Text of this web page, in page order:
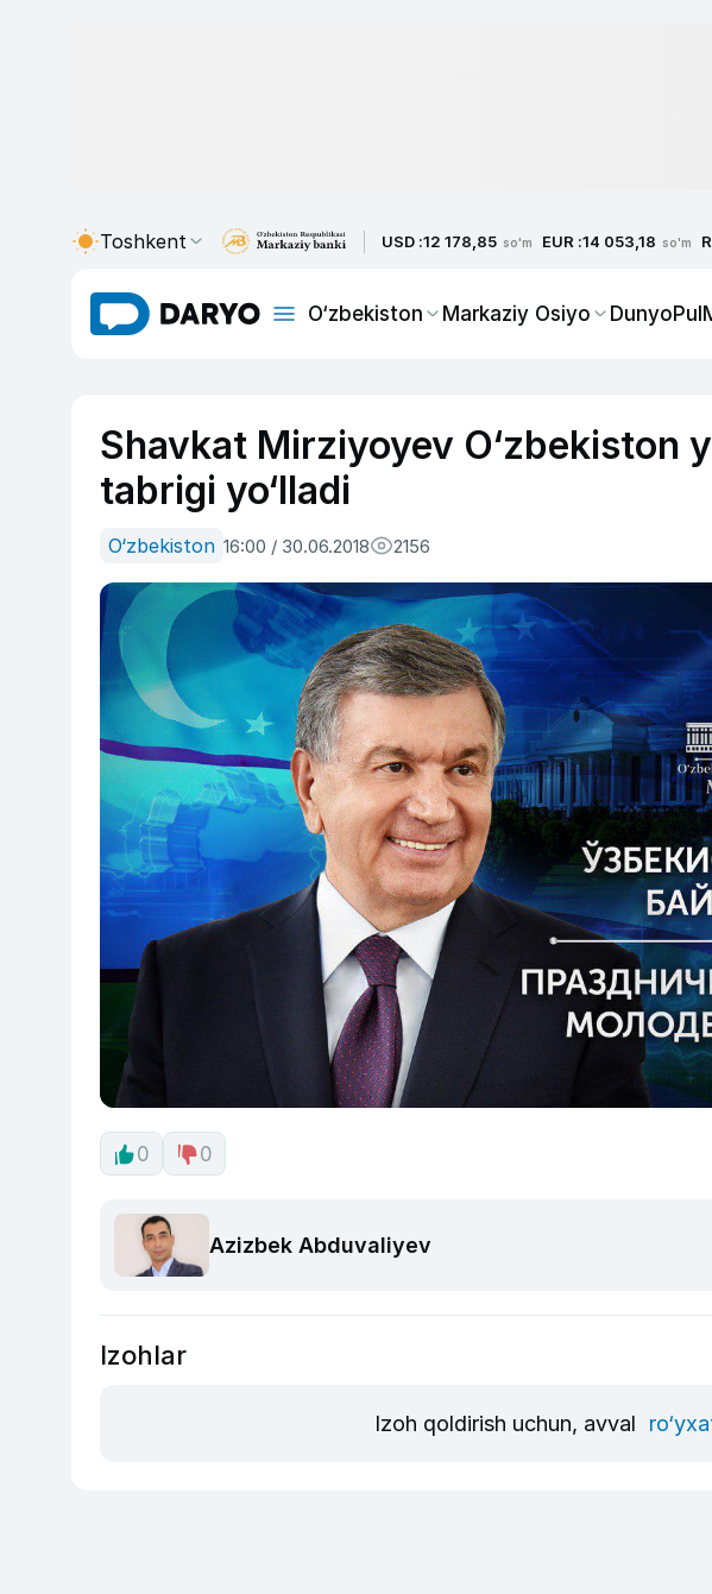
Toshkent USD :12 178,85 so'm EUR :14 053,18 so'm
O‘zbekiston Markaziy Osiyo DunyoPul
Shavkat Mirziyoyev O‘zbekiston
tabrigi yo‘lladi
O‘zbekiston 16:00 / 30.06.2018 2156
0 0
Azizbek Abduvaliyev
Izohlar
Izoh qoldirish uchun, avval